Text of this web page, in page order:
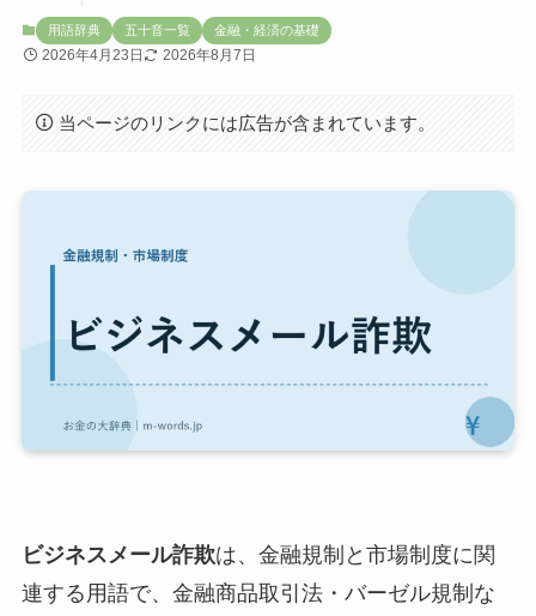
用語辞典 五十音一覧 金融・経済の基礎
2026年4月23日 2026年8月7日
当ページのリンクには広告が含まれています。
ビジネスメール詐欺は、金融規制と市場制度に関
連する用語で、金融商品取引法・バーゼル規制な